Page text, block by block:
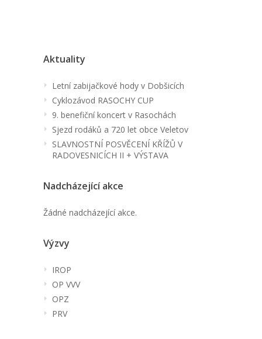
Aktuality
Letní zabijačkové hody v Dobšicích
Cyklozávod RASOCHY CUP
9. benefiční koncert v Rasochách
Sjezd rodáků a 720 let obce Veletov
SLAVNOSTNÍ POSVĚCENÍ KŘÍŽŮ V
RADOVESNICÍCH II + VÝSTAVA
Nadcházející akce
Žádné nadcházející akce.
Výzvy
IROP
OP VVV
OPZ
PRV